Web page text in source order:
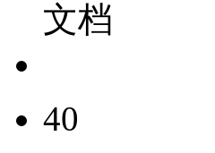
文档
40